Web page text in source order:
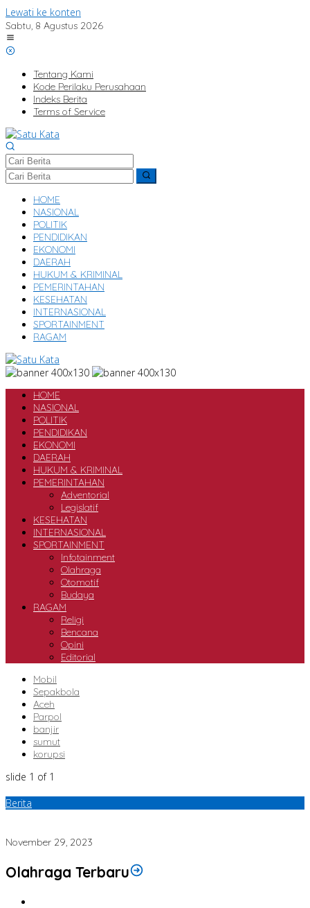
Lewati ke konten
Sabtu, 8 Agustus 2026
Tentang Kami
Kode Perilaku Perusahaan
Indeks Berita
Terms of Service
HOME
NASIONAL
POLITIK
PENDIDIKAN
EKONOMI
DAERAH
HUKUM & KRIMINAL
PEMERINTAHAN
KESEHATAN
INTERNASIONAL
SPORTAINMENT
RAGAM
HOME
NASIONAL
POLITIK
PENDIDIKAN
EKONOMI
DAERAH
HUKUM & KRIMINAL
PEMERINTAHAN
Adventorial
Legislatif
KESEHATAN
INTERNASIONAL
SPORTAINMENT
Infotainment
Olahraga
Otomotif
Budaya
RAGAM
Religi
Bencana
Opini
Editorial
Mobil
Sepakbola
Aceh
Parpol
banjir
sumut
korupsi
slide 1 of 1
Berita
November 29, 2023
Olahraga Terbaru